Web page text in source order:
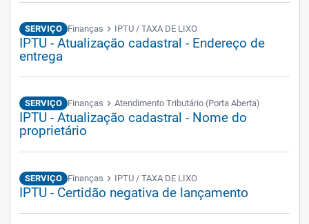
SERVIÇO Finanças chevron_right IPTU / TAXA DE LIXO
IPTU - Atualização cadastral - Endereço de
entrega
SERVIÇO Finanças chevron_right Atendimento Tributário (Porta Aberta)
IPTU - Atualização cadastral - Nome do
proprietário
SERVIÇO Finanças chevron_right IPTU / TAXA DE LIXO
IPTU - Certidão negativa de lançamento